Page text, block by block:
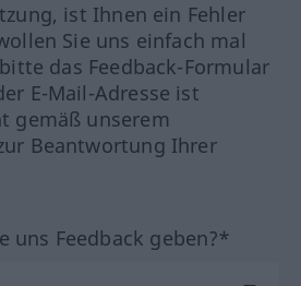
ist Ihnen ein Fehler
Sie uns einfach mal
das Feedback-Formular
E-Mail-Adresse ist
gemäß unserem
Beantwortung Ihrer
uns Feedback geben?*